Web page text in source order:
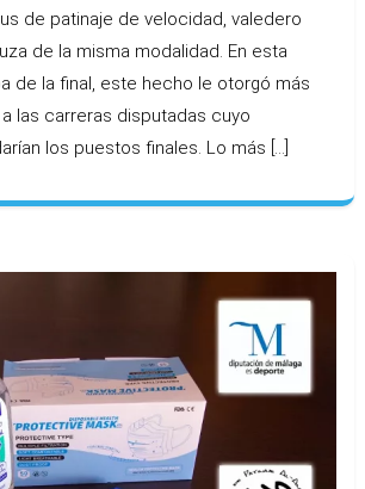
de patinaje de velocidad, valedero
de la misma modalidad. En esta
de la final, este hecho le otorgó más
las carreras disputadas cuyo
los puestos finales. Lo más […]